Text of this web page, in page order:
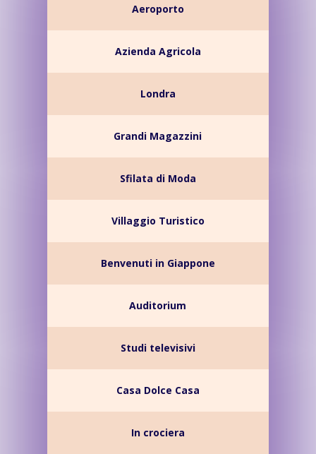
Aeroporto
Azienda Agricola
Londra
Grandi Magazzini
Sfilata di Moda
Villaggio Turistico
Benvenuti in Giappone
Auditorium
Studi televisivi
Casa Dolce Casa
In crociera